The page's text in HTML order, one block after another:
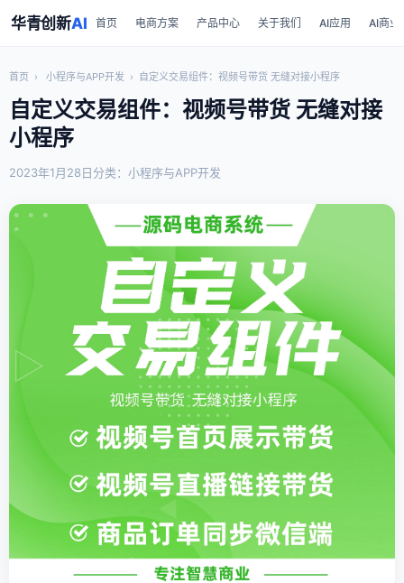
华青创新AI 首页 电商方案 产品中心 关于我们 AI应用 AI商业
首页 › 小程序与APP开发 › 自定义交易组件：视频号带货 无缝对接小程序
自定义交易组件：视频号带货 无缝对接
小程序
2023年1月28日分类：小程序与APP开发